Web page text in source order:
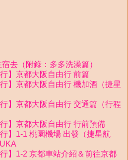
去（附錄：多多洗澡篇）
】京都大阪自由行 前篇
】京都大阪自由行 機加酒（捷星
】京都大阪自由行 交通篇（行程
】京都大阪自由行 行前預備
】1-1 桃園機場 出發（捷星航
】1-2 京都車站介紹＆前往京都